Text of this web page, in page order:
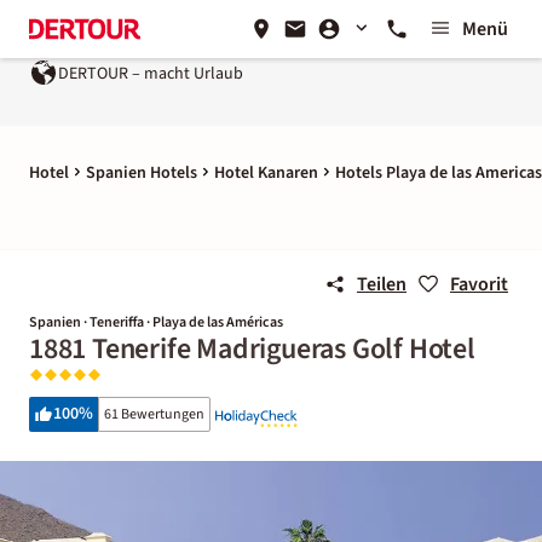
Menü
DERTOUR – macht Urlaub
Hotel Spanien Hotels Hotel Kanaren Hotels Playa de las Americas
Teilen Favorit
Spanien · Teneriffa · Playa de las Américas
1881 Tenerife Madrigueras Golf Hotel
100% 61 Bewertungen